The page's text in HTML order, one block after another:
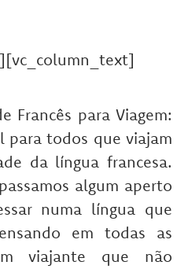
Francês para Viagem:
para todos que viajam
da língua francesa.
algum aperto
numa língua que
em todas as
viajante que não